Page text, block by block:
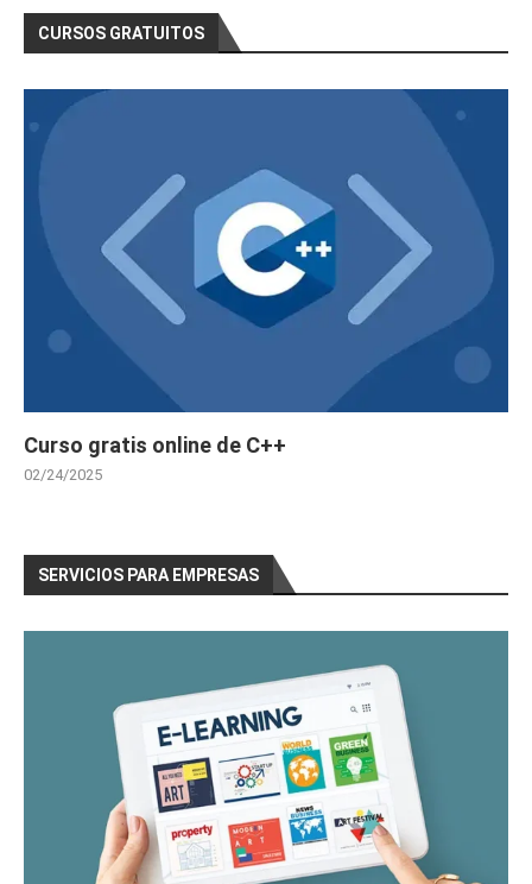
CURSOS GRATUITOS
Curso gratis online de C++
02/24/2025
SERVICIOS PARA EMPRESAS